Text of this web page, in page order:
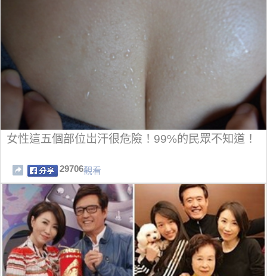
女性這五個部位岀汗很危險！99%的民眾不知道！
29706觀看